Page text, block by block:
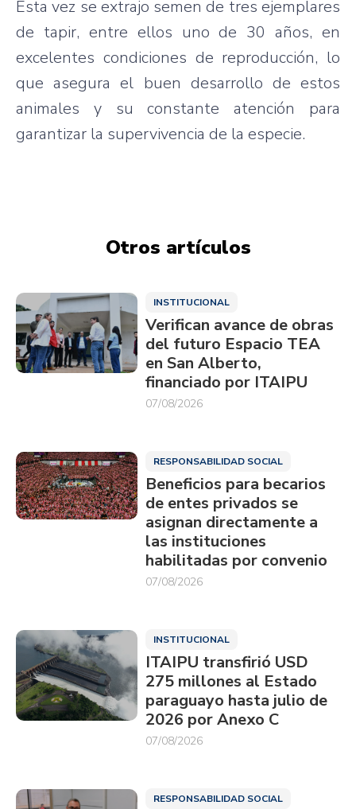
Esta vez se extrajo semen de tres ejemplares
de tapir, entre ellos uno de 30 años, en
excelentes condiciones de reproducción, lo
que asegura el buen desarrollo de estos
animales y su constante atención para
garantizar la supervivencia de la especie.
Otros artículos
INSTITUCIONAL
Verifican avance de obras
del futuro Espacio TEA
en San Alberto,
financiado por ITAIPU
07/08/2026
RESPONSABILIDAD SOCIAL
Beneficios para becarios
de entes privados se
asignan directamente a
las instituciones
habilitadas por convenio
07/08/2026
INSTITUCIONAL
ITAIPU transfirió USD
275 millones al Estado
paraguayo hasta julio de
2026 por Anexo C
07/08/2026
RESPONSABILIDAD SOCIAL